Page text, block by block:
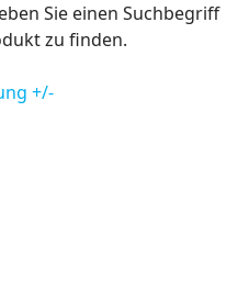
Sie einen Suchbegriff
zu finden.
+/-